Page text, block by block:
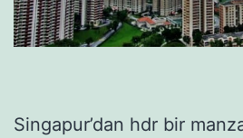
Singapur’dan hdr bir